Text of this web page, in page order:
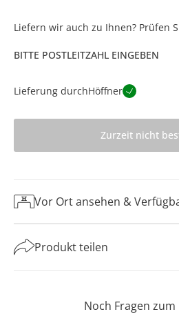
Liefern wir auch zu Ihnen? Prüfen
BITTE POSTLEITZAHL EINGEBEN
Lieferung durchHöffner
Zurzeit nicht
Vor Ort ansehen &
Produkt teilen
Noch Fragen